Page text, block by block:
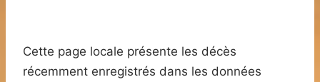
Cette page locale présente les décès
récemment enregistrés dans les données